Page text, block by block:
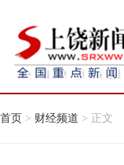
首页 > 财经频道 > 正文